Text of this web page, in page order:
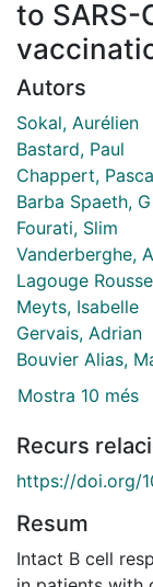
to SARS-
Autors
Sokal, Aurélien
Bastard, Paul
Chappert,
Barba Spaeth,
Fourati, Slim
Vanderberghe,
Lagouge
Meyts, Isabelle
Gervais, Adrian
Bouvier Alias,
Mostra 10 més
Recurs
https://doi.org/
Resum
Intact B cell